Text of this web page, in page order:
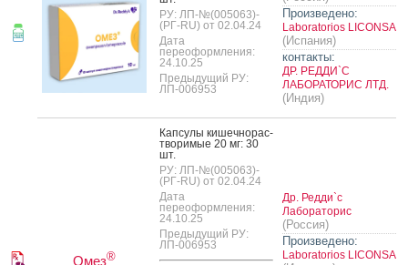
РУ: ЛП-№(005063)-
(РГ-RU) от 02.04.24
Дата
переоформления:
24.10.25
Предыдущий РУ:
ЛП-006953
Произведено:
Laboratorios LICONSA
(Испания)
контакты:
ДР. РЕДДИ`С
ЛАБОРАТОРИС ЛТД.
(Индия)
Омез®
Кап­су­лы ки­шеч­но­рас­
тво­римые 20 мг: 30
шт.
РУ: ЛП-№(005063)-
(РГ-RU) от 02.04.24
Дата
переоформления:
24.10.25
Предыдущий РУ:
ЛП-006953
Др. Редди`с
Лабораторис
(Россия)
Произведено:
Laboratorios LICONSA